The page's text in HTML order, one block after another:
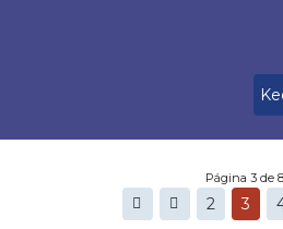
Página 3 de 8
2 3